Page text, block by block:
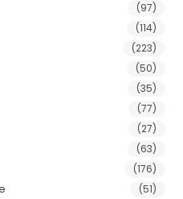
(97)
(114)
(223)
(50)
(35)
(77)
(27)
(63)
(176)
(51)